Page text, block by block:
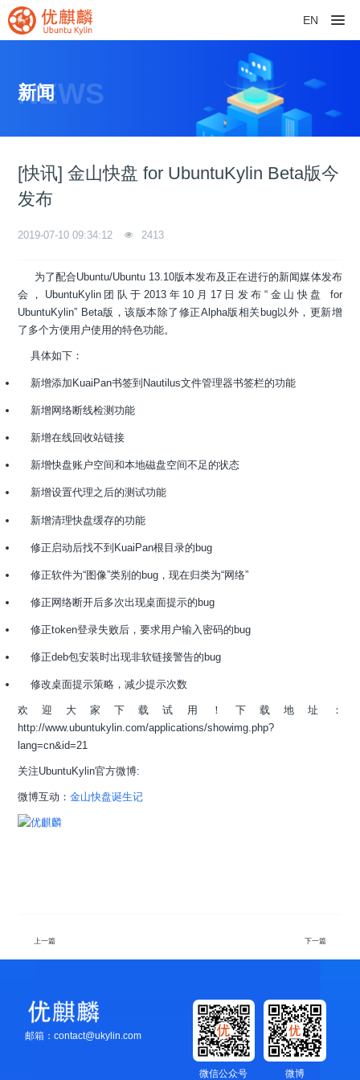
EN
NEWS
新闻
[快讯] 金山快盘 for UbuntuKylin Beta版今
发布
2019-07-10 09:34:12 2413
为了配合Ubuntu/Ubuntu 13.10版本发布及正在进行的新闻媒体发布
会，UbuntuKylin团队于2013年10月17日发布“金山快盘 for
UbuntuKylin” Beta版，该版本除了修正Alpha版相关bug以外，更新增
了多个方便用户使用的特色功能。
具体如下：
新增添加KuaiPan书签到Nautilus文件管理器书签栏的功能
新增网络断线检测功能
新增在线回收站链接
新增快盘账户空间和本地磁盘空间不足的状态
新增设置代理之后的测试功能
新增清理快盘缓存的功能
修正启动后找不到KuaiPan根目录的bug
修正软件为“图像”类别的bug，现在归类为“网络”
修正网络断开后多次出现桌面提示的bug
修正token登录失败后，要求用户输入密码的bug
修正deb包安装时出现非软链接警告的bug
修改桌面提示策略，减少提示次数
欢迎大家下载试用！下载地址：
http://www.ubuntukylin.com/applications/showimg.php?
lang=cn&id=21
关注UbuntuKylin官方微博:
微博互动：金山快盘诞生记
上一篇 下一篇
邮箱：contact@ukylin.com
微博
微信公众号